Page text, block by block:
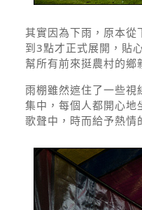
其實因為下雨，原本從
到3點才正式展開，貼
幫所有前來挺農村的鄉
雨棚雖然遮住了一些視
集中，每個人都開心地
歌聲中，時而給予熱情